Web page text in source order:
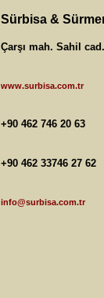
Sürbisa &
Çarşı mah. Sahil
www.surbisa.com.tr
+90 462 746 20 63
+90 462 33746 27 62
info@surbisa.com.tr